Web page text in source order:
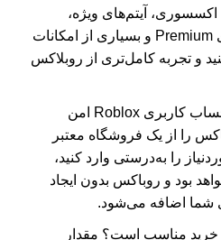
آیتم‌های ویژه،
Game Pass، قابلیت‌های Premium و بسیاری از امکانات
و تجربه کامل‌تری از روبلاکس
آیا خرید روباکس برای حساب کاربری Roblox امن
را از یک فروشگاه معتبر
را به‌درستی وارد کنید،
بود و روباکس بدون ایجاد
شما اضافه می‌شود.
خرید مناسب است؟ مقدار